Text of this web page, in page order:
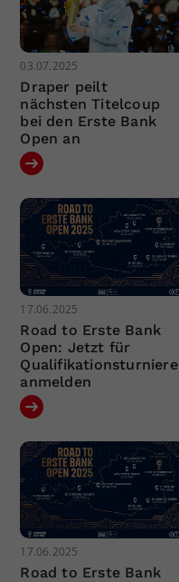
03.07.2025
Draper peilt
nächsten Titelcoup
bei den Erste Bank
Open an
17.06.2025
Road to Erste Bank
Open: Jetzt für
Qualifikationsturniere
anmelden
17.06.2025
Road to Erste Bank